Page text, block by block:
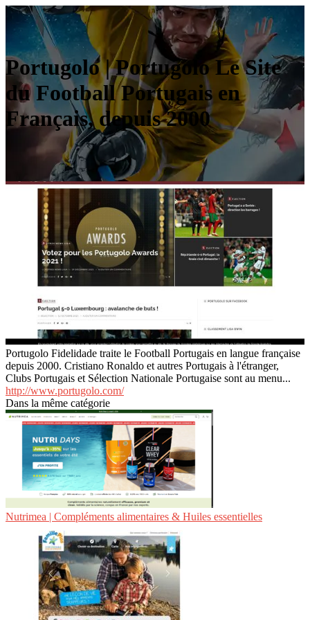
Portugolo | Portugolo Le Site
du Football Portugais en
Français, depuis 2000
Portugolo Fidelidade traite le Football Portugais en langue française
depuis 2000. Cristiano Ronaldo et autres Portugais à l'étranger,
Clubs Portugais et Sélection Nationale Portugaise sont au menu...
http://www.portugolo.com/
Dans la même catégorie
Nutrimea | Compléments alimentaires & Huiles essentielles